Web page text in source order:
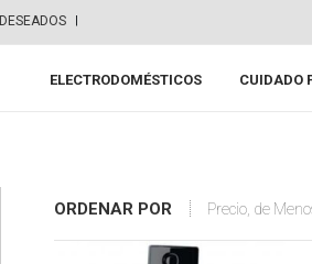
DESEADOS |
ELECTRODOMÉSTICOS CUIDADO
ORDENAR POR